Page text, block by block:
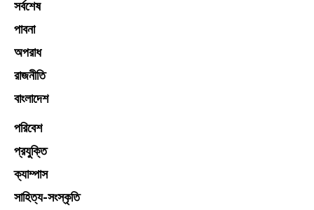
সর্বশেষ
পাবনা
অপরাধ
রাজনীতি
বাংলাদেশ
পরিবেশ
প্রযুক্তি
ক্যাম্পাস
সাহিত্য-সংস্কৃতি